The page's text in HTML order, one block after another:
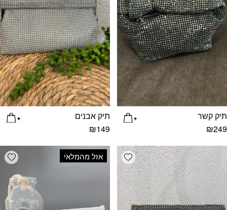
תיק קשר
₪249
תיק אבנים
₪149
Add wishlistאזל מהמלאי